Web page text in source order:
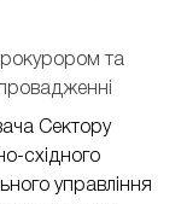
та
Сектору
східного
управління